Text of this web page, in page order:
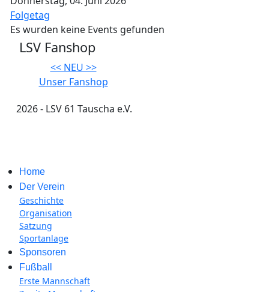
Folgetag
Es wurden keine Events gefunden
LSV Fanshop
<< NEU >>
Unser Fanshop
2026 - LSV 61 Tauscha e.V.
Home
Der Verein
Geschichte
Organisation
Satzung
Sportanlage
Sponsoren
Fußball
Erste Mannschaft